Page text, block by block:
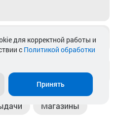
Магазины
для корректной работы и
с Политикой обработки
Принять